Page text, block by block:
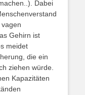
Dabei
Gehirn ist
meidet
die ein
ziehen würde.
Kapazitäten